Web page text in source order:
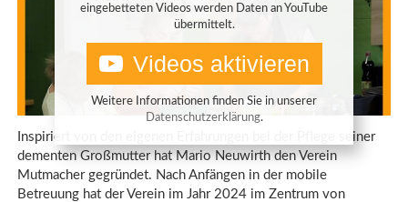
eingebetteten Videos werden Daten an YouTube
übermittelt.
Videos aktivieren
Weitere Informationen finden Sie in unserer
Datenschutzerklärung.
Inspiriert von den eigenen Erfahrungen bei der Pflege seiner
dementen Großmutter hat Mario Neuwirth den Verein
Mutmacher gegründet. Nach Anfängen in der mobile
Betreuung hat der Verein im Jahr 2024 im Zentrum von